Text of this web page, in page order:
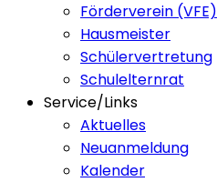
Förderverein (VFE)
Hausmeister
Schülervertretung
Schulelternrat
Service/Links
Aktuelles
Neuanmeldung
Kalender